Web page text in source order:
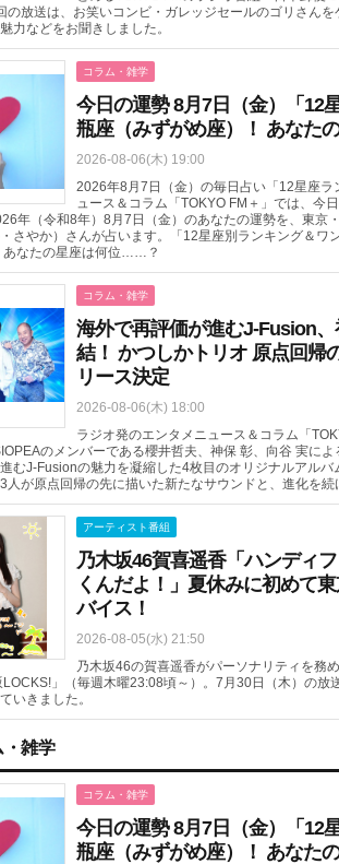
の放送は、お笑いコンビ・ガレッジセールのゴリさん
力などをお聞きしました。
コラム・雑学
今日の運勢 8月7日（金）「12
瓶座（みずがめ座）！ あなた
2026-08-06(木) 19:00
2026年8月7日（金）の毎日占い「12星座
ュース＆コラム「TOKYO FM＋」では、今
年（令和8年）8月7日（金）のあなたの運勢を、東京
さやか）さんが占います。「12星座別ランキング＆ワ
あなたの星座は何位……？
コラム・雑学
海外で再評価が進むJ-Fusion
結！ かつしかトリオ 原点回帰
リース決定
2026-08-06(木) 18:00
ラジオ発のエンタメニュース＆コラム「
のメンバーである櫻井哲夫、神保 彰、向谷 実に
むJ-Fusionの魅力を凝縮した4枚目のオリジナルアル
人が原点回帰の先に描いた新たなサウンドと、進化を続
アーティスト番組
乃木坂46賀喜遥香「ハンディ
くんだよ！」夏休みに初めて
バイス！
2026-08-05(水) 21:50
乃木坂46の賀喜遥香がパーソナリティを務
LOCKS!」（毎週木曜23:08頃～）。7月30日（木）の放
いきました。
・雑学
コラム・雑学
今日の運勢 8月7日（金）「12
瓶座（みずがめ座）！ あなた